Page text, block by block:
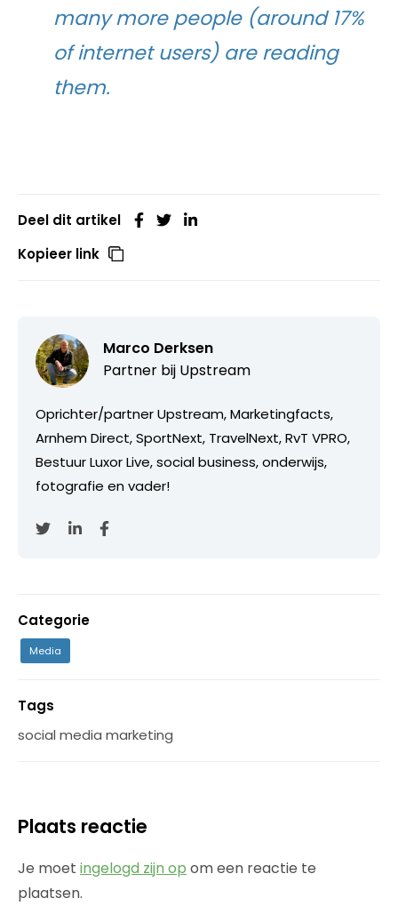
many more people (around 17%
of internet users) are reading
them.
Deel dit artikel
Kopieer link
Marco Derksen
Partner bij Upstream
Oprichter/partner Upstream, Marketingfacts,
Arnhem Direct, SportNext, TravelNext, RvT VPRO,
Bestuur Luxor Live, social business, onderwijs,
fotografie en vader!
Categorie
Media
Tags
social media marketing
Plaats reactie
Je moet ingelogd zijn op om een reactie te
plaatsen.